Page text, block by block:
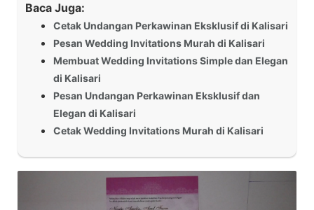
Baca Juga:
Cetak Undangan Perkawinan Eksklusif di Kalisari
Pesan Wedding Invitations Murah di Kalisari
Membuat Wedding Invitations Simple dan Elegan
di Kalisari
Pesan Undangan Perkawinan Eksklusif dan
Elegan di Kalisari
Cetak Wedding Invitations Murah di Kalisari